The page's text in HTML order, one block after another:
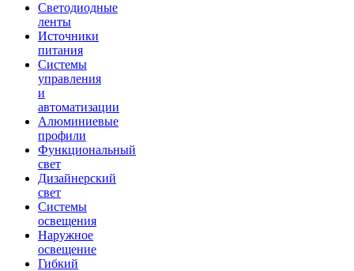
Светодиодные
ленты
Источники
питания
Системы
управления
и
автоматизации
Алюминиевые
профили
Функциональный
свет
Дизайнерский
свет
Системы
освещения
Наружное
освещение
Гибкий